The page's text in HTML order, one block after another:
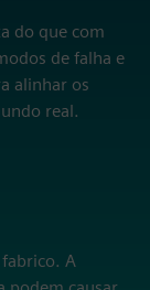
do que com
de falha e
alinhar os
real.
A